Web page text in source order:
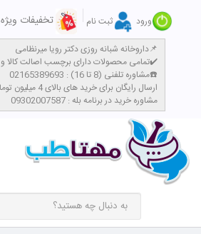
ورود ثبت نام تخفیفات ویژه
داروخانه شبانه روزی دکتر رویا میرنظامی📌
تمامی محصولات دارای برچسب اصالت کالا و سیب سلامت میباشند✔️
مشاوره تلفنی (8 تا 16) : 02165389693☎️
​ارسال رایگان برای خرید های بالای 4 میلیون تومان با پست پیشتاز
مشاوره خرید در برنامه بله : 09302007587